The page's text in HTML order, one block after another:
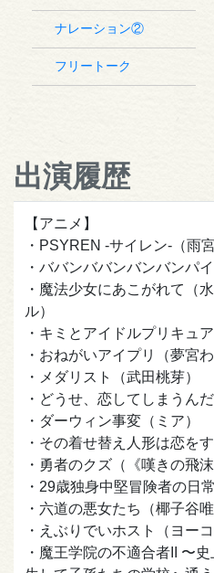
ナレーション②
フリートーク
出演履歴
【アニメ】
・PSYREN -サイレン-（雨宮
・ババンババンバンバンパ
・魔法少女にあこがれて（
ル）
・キミとアイドルプリキュ
・おねがいアイプリ（夢宮わ
・メダリスト（武田桃芽）
・どうせ、恋してしまうん
・ダーウィン事変（ミア）
・その着せ替え人形は恋を
・勇者のクズ（《嘆きの飛沫
・29歳独身中堅冒険者の日
・六道の悪女たち（椰子谷唯
・えぶりでいホスト（ヨー
・魔王学院の不適合者II 〜